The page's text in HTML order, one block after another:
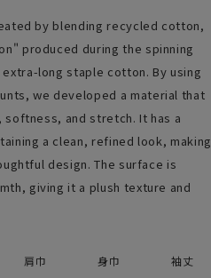
by blending recycled cotton,
produced during the spinning
long staple cotton. By using
we developed a material that
and stretch. It has a
a clean, refined look, making
design. The surface is
giving it a plush texture and
肩巾 身巾 袖丈